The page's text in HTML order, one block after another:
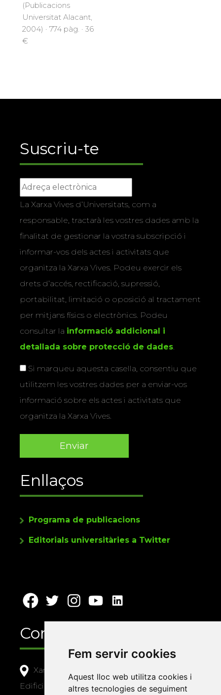
Fem servir cookies
Aquest lloc web utilitza cookies i
altres tecnologies de seguiment
(Publicacions
Universitat Alacant,
2004) · 774 pàg. · 36
€
Suscriu-te
La Xarxa Vives d’Universitats, com a
responsable, tractarà les vostres dades amb la
finalitat de gestionar la vostra subscripció i
informar-vos dels actes i activitats que
organitza la Xarxa Vives. Podeu exercir els
drets d’accés, rectificació, supressió,
portabilitat, limitació o oposició al tractament
per mitjans físics o electrònics. Podeu
consultar la informació addicional i
detallada sobre protecció de dades.
Si marqueu aquesta casella, consentiu que
utilitzem les vostres dades per a enviar-vos
informació sobre els actes i activitats que
organitza la Xarxa Vives.
Enllaços
Programa de publicacions
Editorials universitàries a Twitter
Contacte
Xarxa Vives d'Universitats
Edifici Àgora